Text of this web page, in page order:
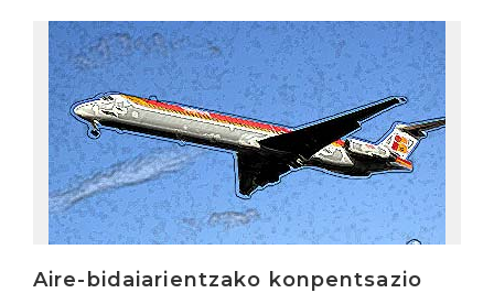
Aire-bidaiarientzako konpentsazio